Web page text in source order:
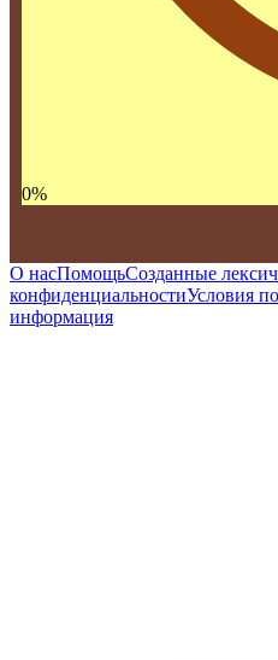
0%
О насПомощьСозданные
конфиденциальностиУсловия
информация